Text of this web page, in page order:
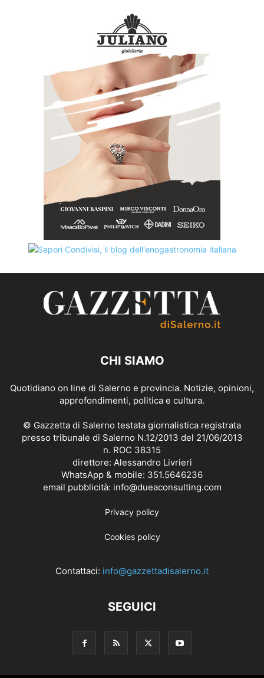
CHI SIAMO
Quotidiano on line di Salerno e provincia. Notizie, opinioni,
approfondimenti, politica e cultura.
© Gazzetta di Salerno testata giornalistica registrata
presso tribunale di Salerno N.12/2013 del 21/06/2013
n. ROC 38315
direttore: Alessandro Livrieri
WhatsApp & mobile: 351.5646236
email pubblicità: info@dueaconsulting.com
Privacy policy
Cookies policy
Contattaci: info@gazzettadisalerno.it
SEGUICI